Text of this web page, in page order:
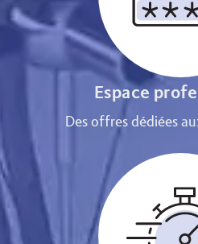
Espace
Des offres dédiées